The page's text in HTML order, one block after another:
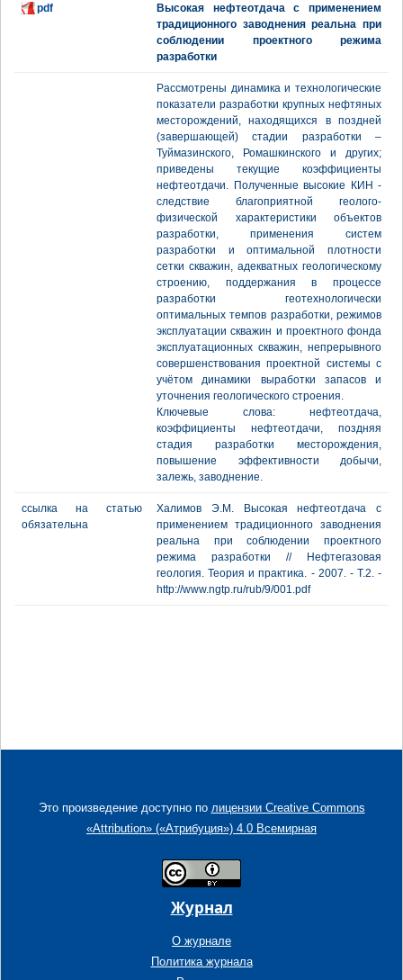
pdf
Высокая нефтеотдача с применением
традиционного заводнения реальна при
соблюдении проектного режима
разработки
Рассмотрены динамика и технологические
показатели разработки крупных нефтяных
месторождений, находящихся в поздней
(завершающей) стадии разработки –
Туймазинского, Ромашкинского и других;
приведены текущие коэффициенты
нефтеотдачи. Полученные высокие КИН -
следствие благоприятной геолого-
физической характеристики объектов
разработки, применения систем
разработки и оптимальной плотности
сетки скважин, адекватных геологическому
строению, поддержания в процессе
разработки геотехнологически
оптимальных темпов разработки, режимов
эксплуатации скважин и проектного фонда
эксплуатационных скважин, непрерывного
совершенствования проектной системы с
учётом динамики выработки запасов и
уточнения геологического строения.
Ключевые слова: нефтеотдача,
коэффициенты нефтеотдачи, поздняя
стадия разработки месторождения,
повышение эффективности добычи,
залежь, заводнение.
ссылка на статью
обязательна
Халимов Э.М. Высокая нефтеотдача с
применением традиционного заводнения
реальна при соблюдении проектного
режима разработки // Нефтегазовая
геология. Теория и практика. - 2007. - Т.2. -
http://www.ngtp.ru/rub/9/001.pdf
Это произведение доступно по лицензии Creative Commons
«Attribution» («Атрибуция») 4.0 Всемирная
Журнал
О журнале
Политика журнала